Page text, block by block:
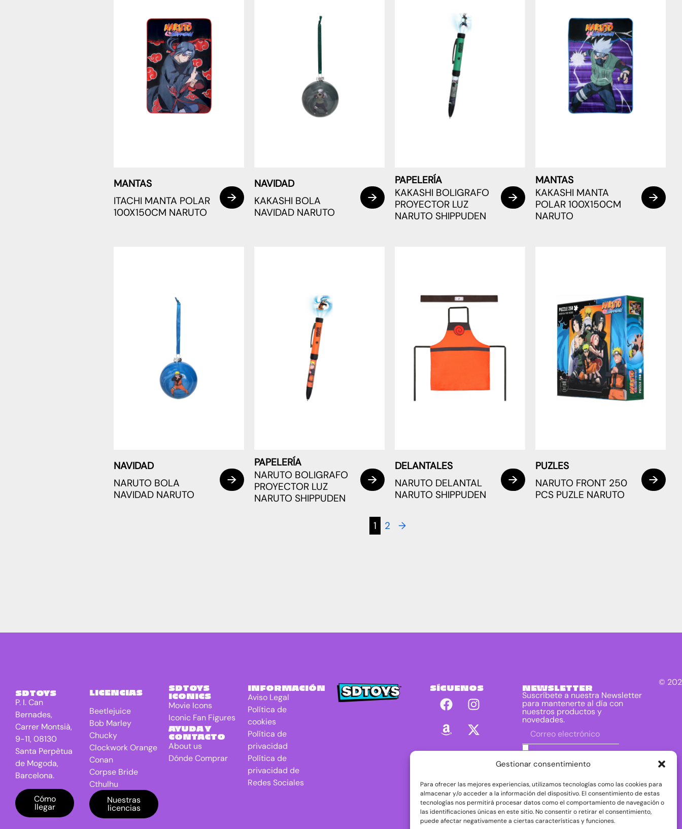
Gestionar consentimiento
Para ofrecer las mejores experiencias, utilizamos tecnologías como las cookies para
almacenar y/o acceder a la información del dispositivo. El consentimiento de estas
tecnologías nos permitirá procesar datos como el comportamiento de navegación o
las identificaciones únicas en este sitio. No consentir o retirar el consentimiento,
puede afectar negativamente a ciertas características y funciones.
MANTAS
ITACHI MANTA POLAR
100X150CM NARUTO
NAVIDAD
KAKASHI BOLA
NAVIDAD NARUTO
PAPELERÍA
KAKASHI BOLIGRAFO
PROYECTOR LUZ
NARUTO SHIPPUDEN
MANTAS
KAKASHI MANTA
POLAR 100X150CM
NARUTO
NAVIDAD
NARUTO BOLA
NAVIDAD NARUTO
PAPELERÍA
NARUTO BOLIGRAFO
PROYECTOR LUZ
NARUTO SHIPPUDEN
DELANTALES
NARUTO DELANTAL
NARUTO SHIPPUDEN
PUZLES
NARUTO FRONT 250
PCS PUZLE NARUTO
1 2 →
SDTOYS
P. I. Can
Bernades,
Carrer Montsià,
9-11, 08130
Santa Perpètua
de Mogoda,
Barcelona.
Cómo
llegar
LICENCIAS
Beetlejuice
Bob Marley
Chucky
Clockwork Orange
Conan
Corpse Bride
Cthulhu
DC Universe
Batman
Dragon Ball
Nuestras
licencias
SDTOYS
ICONICS
Movie Icons
Iconic Fan Figures
AYUDA Y
CONTACTO
About us
Dónde Comprar
INFORMACIÓN
Aviso Legal
Política de
cookies
Política de
privacidad
Política de
privacidad de
Redes Sociales
SÍGUENOS NEWSLETTER
Suscríbete a nuestra Newsletter
para mantenerte al día con
nuestros productos y
novedades.
contenidas en la política de privacidad
sobre el tratamiento de mis datos para
DIRAC DIST, S.L. como responsable del
tratamiento tratará tus datos con la finalidad de
dar respuesta a tu consulta o petición. Puedes
acceder, rectificar y suprimir tus datos, así como
ejercer otros derechos consultando la
información adicional y detallada sobre
©